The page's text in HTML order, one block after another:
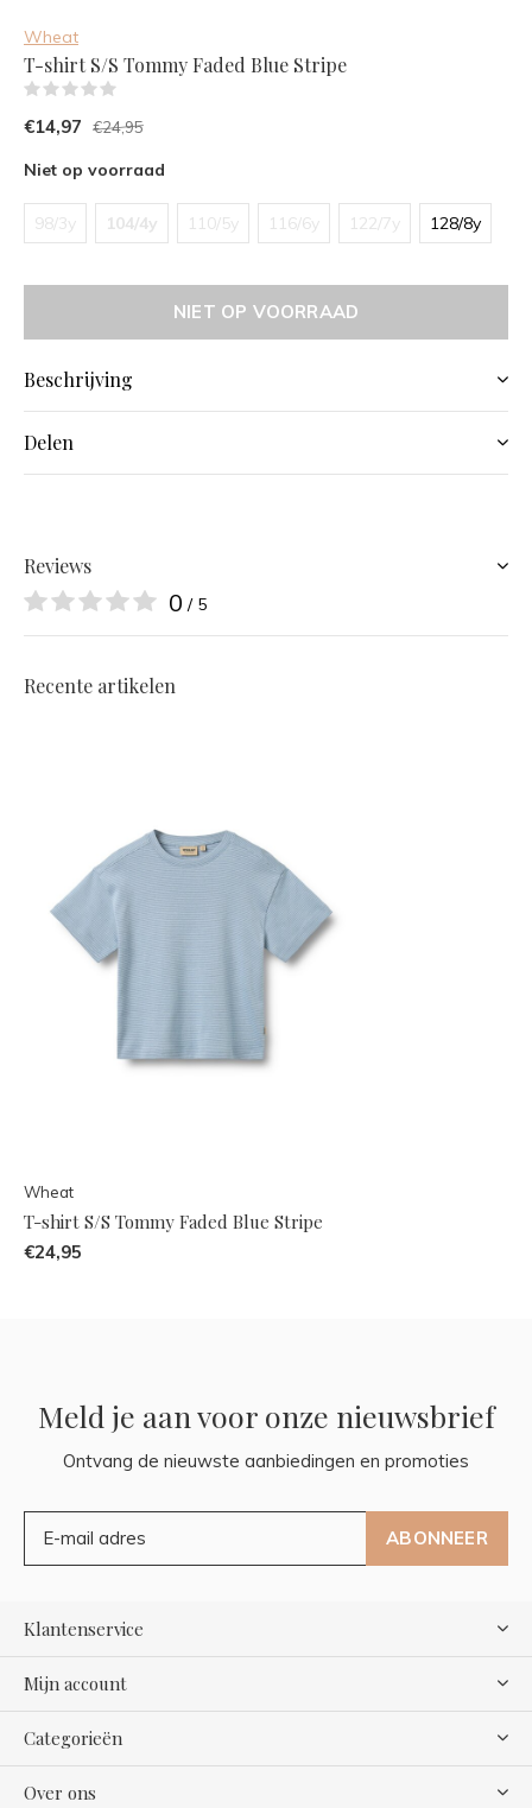
Wheat
T-shirt S/S Tommy Faded Blue Stripe
€14,97 €24,95
Niet op voorraad
98/3y 104/4y 110/5y 116/6y 122/7y 128/8y
NIET OP VOORRAAD
Beschrijving
Delen
Reviews
0 / 5
Recente artikelen
Wheat
T-shirt S/S Tommy Faded Blue Stripe
€24,95
Meld je aan voor onze nieuwsbrief
Ontvang de nieuwste aanbiedingen en promoties
ABONNEER
Klantenservice
Mijn account
Categorieën
Over ons